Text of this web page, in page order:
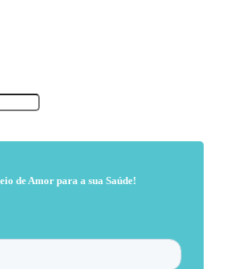
de Amor para a sua Saúde!